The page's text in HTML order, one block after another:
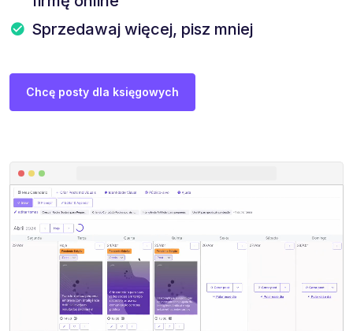
Sprzedawaj więcej, pisz mniej
Chcę posty dla księgowych